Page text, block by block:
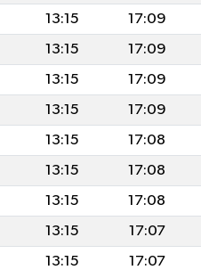
13:15 17:09
13:15 17:09
13:15 17:09
13:15 17:09
13:15 17:08
13:15 17:08
13:15 17:08
13:15 17:07
13:15 17:07